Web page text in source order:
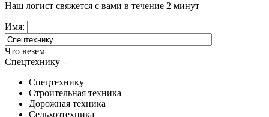
Наш логист свяжется с вами в течение 2 минут
Имя:
Что везем
Спецтехнику
Спецтехнику
Строительная техника
Дорожная техника
Сельхозтехника